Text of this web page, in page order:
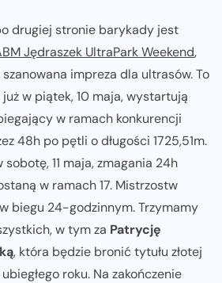
drugiej stronie barykady jest
Jędraszek UltraPark Weekend,
impreza dla ultrasów. To
już w piątek, 10 maja, wystartują
w ramach konkurencji
48h po pętli o długości 1725,51m.
11 maja, zmagania 24h
w ramach 17. Mistrzostw
biegu 24-godzinnym. Trzymamy
w tym za Patrycję
, która będzie bronić tytułu złotej
roku. Na zakończenie